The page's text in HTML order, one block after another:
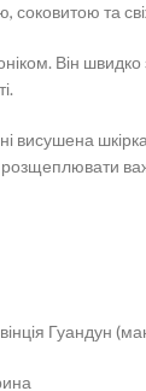
соковитою та
Він швидко
висушена
Гуандун